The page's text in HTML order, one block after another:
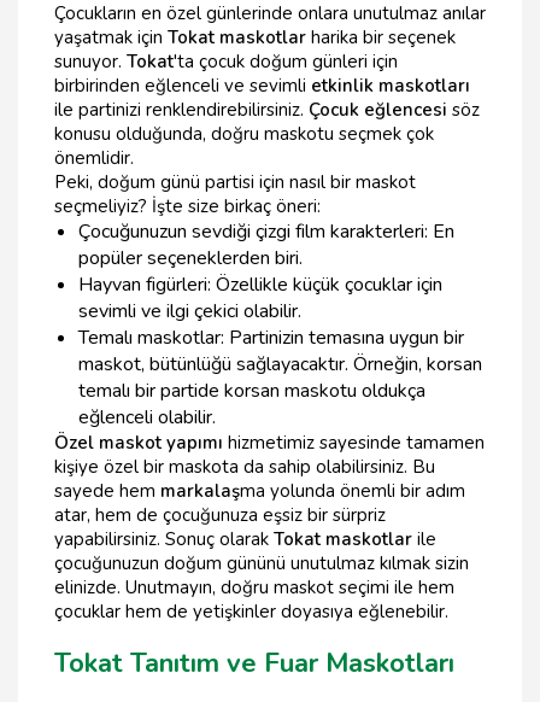
Çocukların en özel günlerinde onlara unutulmaz anılar
yaşatmak için Tokat maskotlar harika bir seçenek
sunuyor. Tokat'ta çocuk doğum günleri için
birbirinden eğlenceli ve sevimli etkinlik maskotları
ile partinizi renklendirebilirsiniz. Çocuk eğlencesi söz
konusu olduğunda, doğru maskotu seçmek çok
önemlidir.
Peki, doğum günü partisi için nasıl bir maskot
seçmeliyiz? İşte size birkaç öneri:
Çocuğunuzun sevdiği çizgi film karakterleri: En
popüler seçeneklerden biri.
Hayvan figürleri: Özellikle küçük çocuklar için
sevimli ve ilgi çekici olabilir.
Temalı maskotlar: Partinizin temasına uygun bir
maskot, bütünlüğü sağlayacaktır. Örneğin, korsan
temalı bir partide korsan maskotu oldukça
eğlenceli olabilir.
Özel maskot yapımı hizmetimiz sayesinde tamamen
kişiye özel bir maskota da sahip olabilirsiniz. Bu
sayede hem markalaşma yolunda önemli bir adım
atar, hem de çocuğunuza eşsiz bir sürpriz
yapabilirsiniz. Sonuç olarak Tokat maskotlar ile
çocuğunuzun doğum gününü unutulmaz kılmak sizin
elinizde. Unutmayın, doğru maskot seçimi ile hem
çocuklar hem de yetişkinler doyasıya eğlenebilir.
Tokat Tanıtım ve Fuar Maskotları